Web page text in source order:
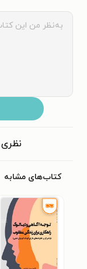
کتاب‌های مشابه